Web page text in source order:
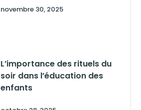
novembre 30, 2025
L’importance des rituels du
soir dans l’éducation des
enfants